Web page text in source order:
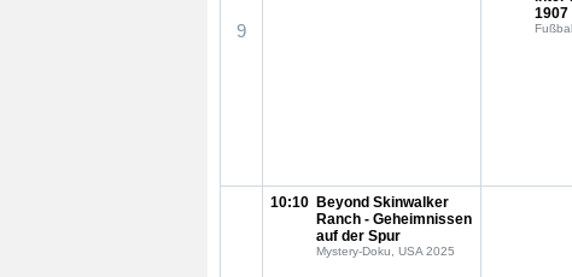
9
1907
10:10 Beyond Skinwalker
Ranch - Geheimnissen
auf der Spur
Mystery-Doku, USA 2025